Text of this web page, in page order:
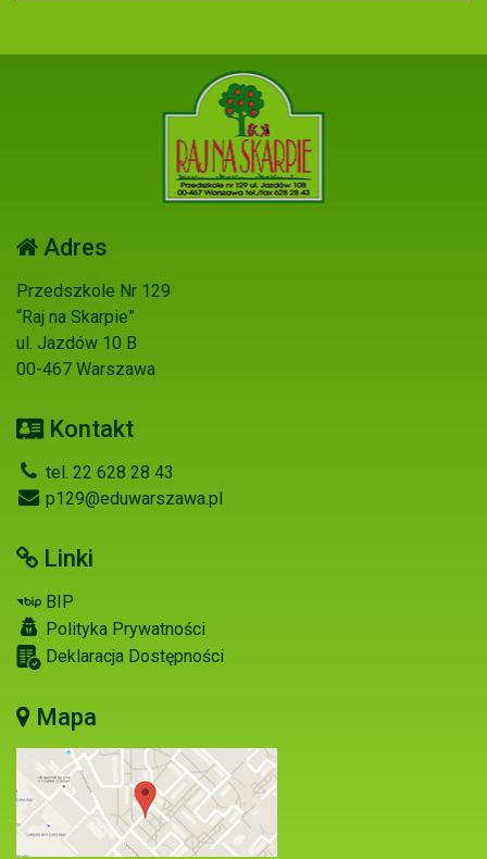
Adres
Przedszkole Nr 129
“Raj na Skarpie”
ul. Jazdów 10 B
00-467 Warszawa
Kontakt
tel. 22 628 28 43
p129@eduwarszawa.pl
Linki
BIP
Polityka Prywatności
Deklaracja Dostępności
Mapa